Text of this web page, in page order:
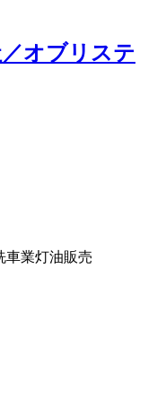
オブリステ
車業灯油販売